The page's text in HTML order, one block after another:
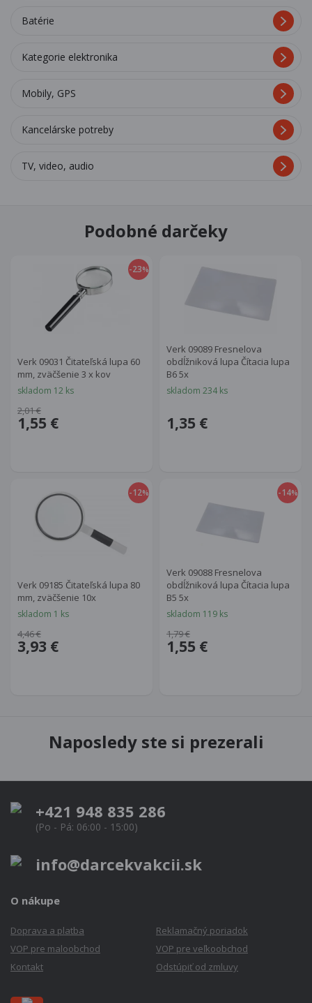
Batérie
Kategorie elektronika
Mobily, GPS
Kancelárske potreby
TV, video, audio
Podobné darčeky
-23%
Verk 09031 Čitateľská lupa 60
mm, zväčšenie 3 x kov
skladom 12 ks
1,55 €
2,01 €
Verk 09089 Fresnelova
obdĺžniková lupa Čítacia lupa
B6 5x
skladom 234 ks
1,35 €
-12%
Verk 09185 Čitateľská lupa 80
mm, zväčšenie 10x
skladom 1 ks
3,93 €
4,46 €
-14%
Verk 09088 Fresnelova
obdĺžniková lupa Čítacia lupa
B5 5x
skladom 119 ks
1,55 €
1,79 €
Naposledy ste si prezerali
+421 948 835 286
(Po - Pá: 06:00 - 15:00)
info@darcekvakcii.sk
O nákupe
Doprava a platba
Reklamačný poriadok
VOP pre maloobchod
VOP pre veľkoobchod
Kontakt
Odstúpiť od zmluvy